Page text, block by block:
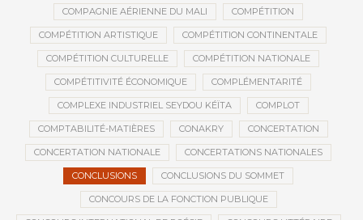
COMPAGNIE AÉRIENNE DU MALI COMPÉTITION
COMPÉTITION ARTISTIQUE COMPÉTITION CONTINENTALE
COMPÉTITION CULTURELLE COMPÉTITION NATIONALE
COMPÉTITIVITÉ ÉCONOMIQUE COMPLÉMENTARITÉ
COMPLEXE INDUSTRIEL SEYDOU KÉÏTA COMPLOT
COMPTABILITÉ-MATIÈRES CONAKRY CONCERTATION
CONCERTATION NATIONALE CONCERTATIONS NATIONALES
CONCLUSIONS CONCLUSIONS DU SOMMET
CONCOURS DE LA FONCTION PUBLIQUE